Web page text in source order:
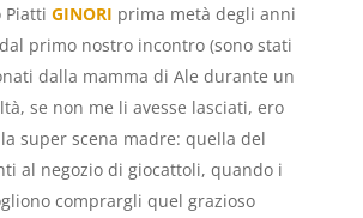
Piatti GINORI prima metà degli anni
primo nostro incontro (sono stati
dalla mamma di Ale durante un
se non me li avesse lasciati, ero
super scena madre: quella del
al negozio di giocattoli, quando i
comprargli quel grazioso